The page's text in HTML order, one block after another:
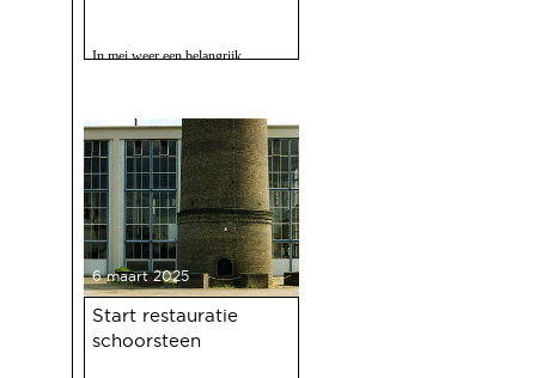
In mei weer een belangrijk
haven 100 jaar bestaat.
6 maart 2025
Start restauratie
schoorsteen